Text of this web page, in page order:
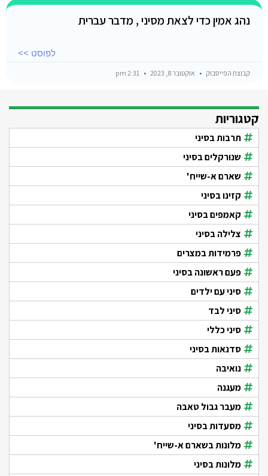
נהג אמין כדי לצאת מסיני , מדבר עברית
לפוסט >>
קבוצת הפייסבוק אוקטובר 8, 2023
קטגוריות
תרבות בסיני
שנורקלים בסיני
שארם א-שייח'
קזינו בסיני
קאמפים בסיני
צלילה בסיני
פרמידות במצרים
פעם ראשונה בסיני
סיני עם ילדים
סיני לבד
סיני כללי
סדנאות בסיני
נואיבה
מעגנה
מעבר גבול טאבה
מסעדות בסיני
מלונות בשארם א-שייח'
מלונות בסיני